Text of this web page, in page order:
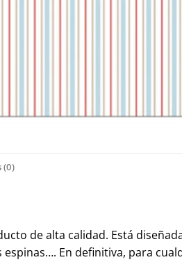
(0)
de alta calidad. Está
espinas…. En definitiva, para